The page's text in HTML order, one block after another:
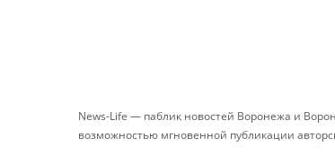
News-Life — паблик новостей Воронежа и
возможностью мгновенной публикации